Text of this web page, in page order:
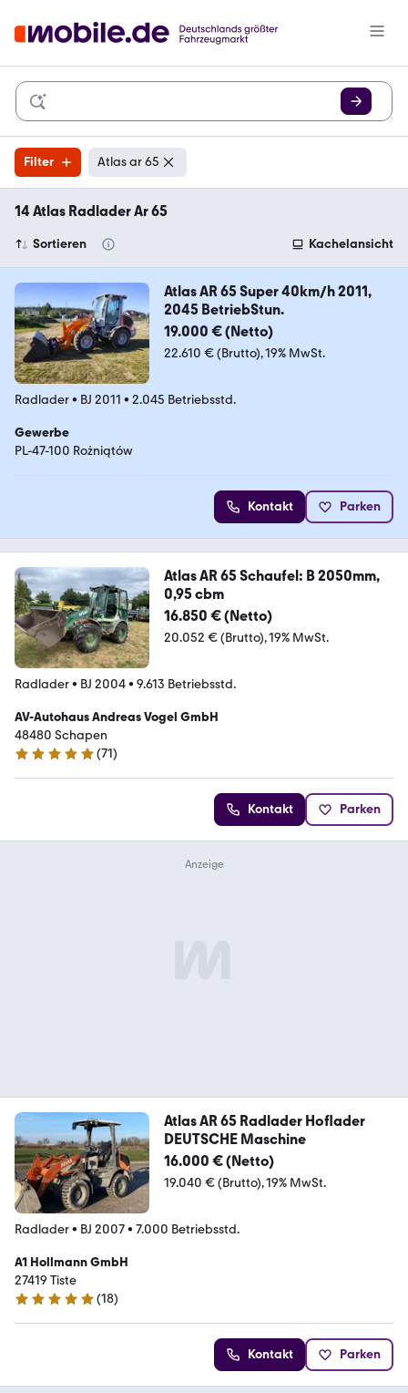
Filter Atlas ar 65
14 Atlas Radlader Ar 65
Sortieren Kachelansicht
Atlas AR 65 Super 40km/h 2011,
2045 BetriebStun.
19.000 € (Netto)
22.610 € (Brutto) 19% MwSt.
Radlader• BJ 2011 • 2.045 Betriebsstd.
Gewerbe
PL-47-100 Rożniątów
Kontakt Parken
Atlas AR 65 Schaufel: B 2050mm,
0,95 cbm
16.850 € (Netto)
20.052 € (Brutto) 19% MwSt.
Radlader• BJ 2004• 9.613 Betriebsstd.
AV-Autohaus Andreas Vogel GmbH
48480 Schapen
4.9 Sterne
(71)
Kontakt Parken
Atlas AR 65 Radlader Hoflader
DEUTSCHE Maschine
16.000 € (Netto)
19.040 € (Brutto) 19% MwSt.
Radlader• BJ 2007• 7.000 Betriebsstd.
A1 Hollmann GmbH
27419 Tiste
5 Sterne
(18)
Kontakt Parken